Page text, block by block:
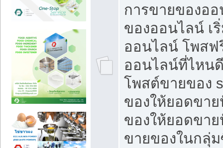
การขายของอ
ของออนไลน์ เ
ออนไลน์ โพสฟ
ออนไลน์ที่ไหน
โพสต์ขายของ
ของให้ยอดขา
ของให้ยอดขา
ขายของในกลุ่